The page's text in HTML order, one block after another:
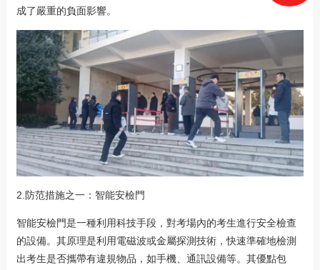
成了嚴重的負面影響。
2.防范措施之一：智能安檢門
智能安檢門是一種利用科技手段，對考場內的考生進行安全檢查
的設備。其原理是利用電磁波或金屬探測技術，快速準確地檢測
出考生是否攜帶有違規物品，如手機、通訊設備等。其優點包